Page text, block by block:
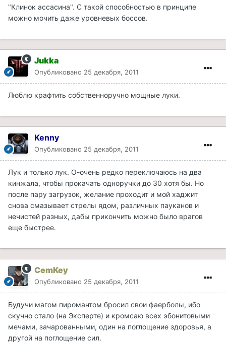
"Клинок ассасина". С такой способностью в принципе
можно мочить даже уровневых боссов.
Jukka
Опубликовано 25 декабря, 2011
Люблю крафтить собственноручно мощные луки.
Kenny
Опубликовано 25 декабря, 2011
Лук и только лук. О-очень редко переключаюсь на два
кинжала, чтобы прокачать одноручки до 30 хотя бы. Но
после пару загрузок, желание проходит и мой хаджит
снова смазывает стрелы ядом, различных пауканов и
нечистей разных, дабы прикончить можно было врагов
еще быстрее.
CemKey
Опубликовано 25 декабря, 2011
Будучи магом пиромантом бросил свои фаерболы, ибо
скучно стало (на Эксперте) и кромсаю всех эбонитовыми
мечами, зачарованными, один на поглощение здоровья, а
другой на поглощение сил.